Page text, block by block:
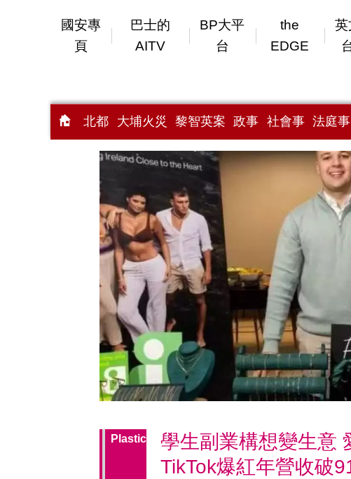
國安專
頁
巴士的
AITV
BP大平
台
the
EDGE
英
北都 大埔火災 黎智英案 政事 社會事 法庭事
Plastic
學生副業構想變生意
TikTok爆紅年營收破